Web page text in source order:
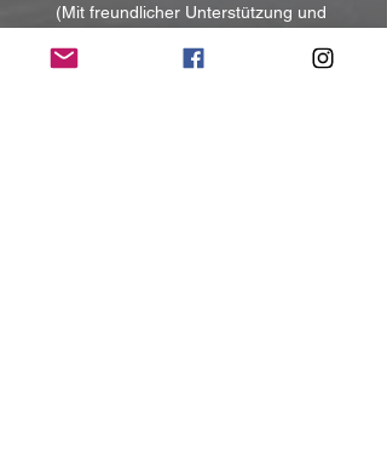
(Mit freundlicher Unterstützung und
CMM-Consulting for Music and Media)